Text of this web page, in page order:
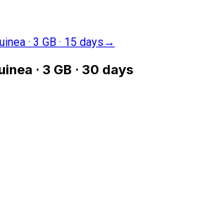
· 3 GB · 15 days →
· 3 GB · 30 days